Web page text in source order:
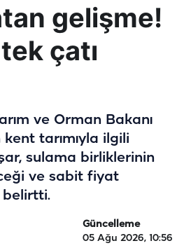
gelişme!
çatı
ve Orman Bakanı
tarımıyla ilgili
sulama birliklerinin
ve sabit fiyat
belirtti.
Güncelleme
05 Ağu 2026, 10:56